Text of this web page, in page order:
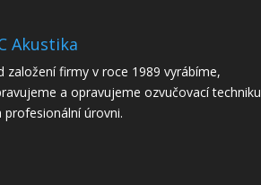
Akustika
založení firmy v roce 1989 vyrábíme,
a opravujeme ozvučovací techniku
profesionální úrovni.